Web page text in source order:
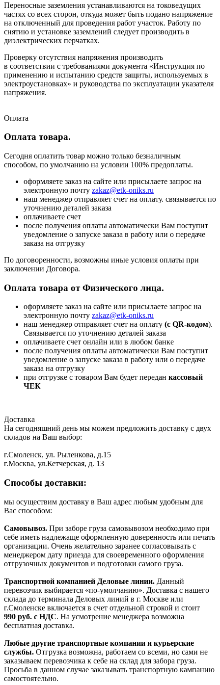
Переносные заземления устанавливаются на токоведущих
частях со всех сторон, откуда может быть подано напряжение
на отключенный для проведения работ участок. Работу по
снятию и установке заземлений следует производить в
диэлектрических перчатках.
Проверку отсутствия напряжения производить
в соответствии с требованиями документа «Инструкция по
применению и испытанию средств защиты, используемых в
электроустановках» и руководства по эксплуатации указателя
напряжения.
Оплата
Оплата товара.
Сегодня оплатить товар можно только безналичным
способом, по умолчанию на условии 100% предоплаты.
оформляете заказ на сайте или присылаете запрос на
электронную почту zakaz@etk-oniks.ru
наш менеджер отправляет счет на оплату. связывается по
уточнению деталей заказа
оплачиваете счет
после получения оплаты автоматически Вам поступит
уведомление о запуске заказа в работу или о передаче
заказа на отгрузку
По договоренности, возможны иные условия оплаты при
заключении Договора.
Оплата товара от Физического лица.
оформляете заказ на сайте или присылаете запрос на
электронную почту zakaz@etk-oniks.ru
наш менеджер отправляет счет на оплату (с QR-кодом).
Связывается по уточнению деталей заказа
оплачиваете счет онлайн или в любом банке
после получения оплаты автоматически Вам поступит
уведомление о запуске заказа в работу или о передаче
заказа на отгрузку
при отгрузке с товаром Вам будет передан кассовый
ЧЕК
Доставка
На сегодняшний день мы можем предложить доставку с двух
складов на Ваш выбор:
г.Смоленск, ул. Рыленкова, д.15
г.Москва, ул.Кетчерская, д. 13
Способы доставки:
мы осуществим доставку в Ваш адрес любым удобным для
Вас способом:
Самовывоз. При заборе груза самовывозом необходимо при
себе иметь надлежаще оформленную доверенность или печать
организации. Очень желательно заранее согласовывать с
менеджером дату приезда для своевременного оформления
отгрузочных документов и подготовки самого груза.
Транспортной компанией Деловые линии. Данный
перевозчик выбирается «по-умолчанию». Доставка с нашего
склада до терминала Деловых линий в г. Москве или
г.Смоленске включается в счет отдельной строкой и стоит
990 руб. с НДС. На усмотрение менеджера возможна
бесплатная доставка.
Любые другие транспортные компании и курьерские
службы. Отгрузка возможна, работаем со всеми, но сами не
заказываем перевозчика к себе на склад для забора груза.
Просьба в данном случае заказывать транспортную кампанию
самостоятельно.